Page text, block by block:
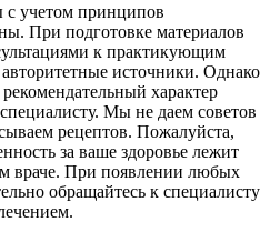
учетом принципов
При подготовке материалов
к практикующим
источники. Однако
характер
Мы не даем советов
рецептов. Пожалуйста,
за ваше здоровье лежит
враче. При появлении любых
обращайтесь к специалисту